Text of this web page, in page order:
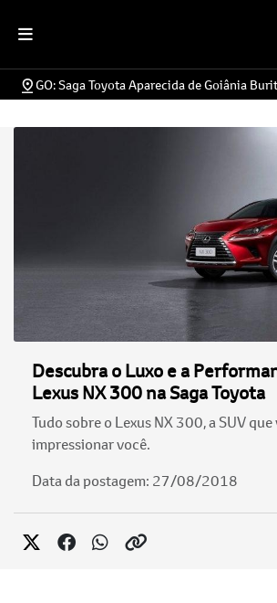
GO: Saga Toyota Aparecida de Goiânia
Descubra o Luxo e a
Lexus NX 300 na Saga Toyota
Tudo sobre o Lexus NX 300, a SUV que
impressionar você.
Data da postagem: 27/08/2018